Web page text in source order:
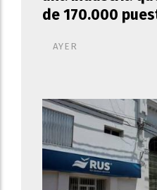
de 170.000
AYER